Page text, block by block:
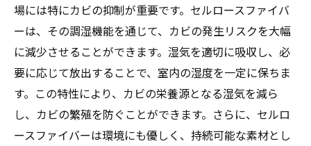
場には特にカビの抑制が重要です。セルロースファイバ
ーは、その調湿機能を通じて、カビの発生リスクを大幅
に減少させることができます。湿気を適切に吸収し、必
要に応じて放出することで、室内の湿度を一定に保ちま
す。この特性により、カビの栄養源となる湿気を減ら
し、カビの繁殖を防ぐことができます。さらに、セルロ
ースファイバーは環境にも優しく、持続可能な素材とし